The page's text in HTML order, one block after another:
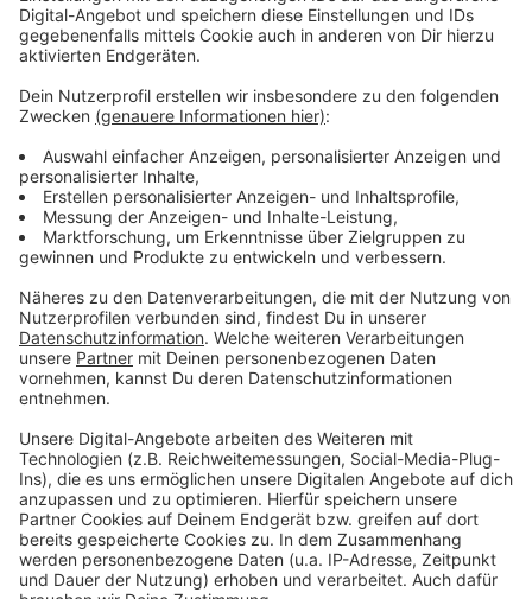
Anzeige
Mehr Meldungen aus Leverkusen
Feuer in Leverkusener St. Stephanus-Kirche
Existenz-Sorgen der Leverkusener Metzger
Ende der Maskenpflicht in Leverkusener Arztpraxen
Anzeige
Anzeige